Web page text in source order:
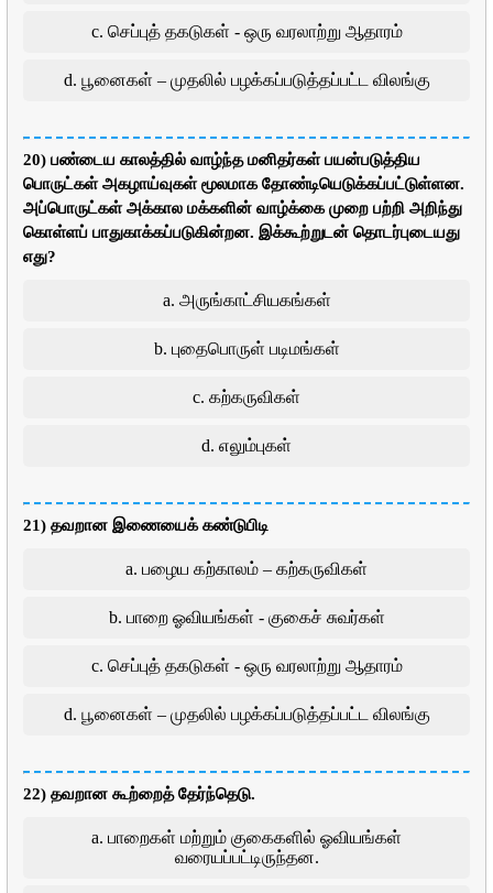
c. செப்புத் தகடுகள் - ஒரு வரலாற்று ஆதாரம்
d. பூனைகள் – முதலில் பழக்கப்படுத்தப்பட்ட விலங்கு
20) பண்டைய காலத்தில் வாழ்ந்த மனிதர்கள் பயன்படுத்திய
பொருட்கள் அகழாய்வுகள் மூலமாக தோண்டியெடுக்கப்பட்டுள்ளன.
அப்பொருட்கள் அக்கால மக்களின் வாழ்க்கை முறை பற்றி அறிந்து
கொள்ளப் பாதுகாக்கப்படுகின்றன. இக்கூற்றுடன் தொடர்புடையது
எது?
a. அருங்காட்சியகங்கள்
b. புதைபொருள் படிமங்கள்
c. கற்கருவிகள்
d. எலும்புகள்
21) தவறான இணையைக் கண்டுபிடி
a. பழைய கற்காலம் – கற்கருவிகள்
b. பாறை ஓவியங்கள் - குகைச் சுவர்கள்
c. செப்புத் தகடுகள் - ஒரு வரலாற்று ஆதாரம்
d. பூனைகள் – முதலில் பழக்கப்படுத்தப்பட்ட விலங்கு
22) தவறான கூற்றைத் தேர்ந்தெடு.
a. பாறைகள் மற்றும் குகைகளில் ஓவியங்கள்
வரையப்பட்டிருந்தன.